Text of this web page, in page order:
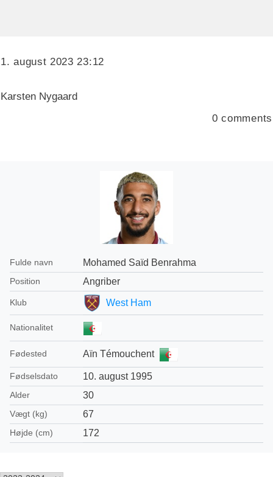
1. august 2023 23:12
Karsten Nygaard
0 comments
Fulde navn Mohamed Saïd Benrahma
Position Angriber
Klub West Ham
Nationalitet
Fødested Aïn Témouchent
Fødselsdato 10. august 1995
Alder 30
Vægt (kg) 67
Højde (cm) 172